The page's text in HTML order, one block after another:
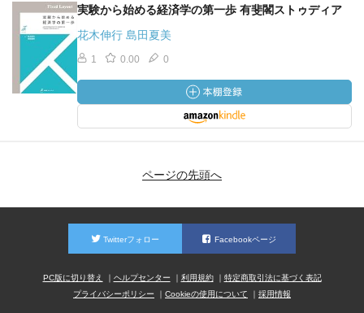
実験から始める経済学の第一歩 有斐閣ストゥディア
花木伸行 島田夏美
1 0.00 0
ページの先頭へ
Twitterフォロー Facebookページ
PC版に切り替え ヘルプセンター 利用規約
特定商取引法に基づく表記
プライバシーポリシー
Cookieの使用について 採用情報